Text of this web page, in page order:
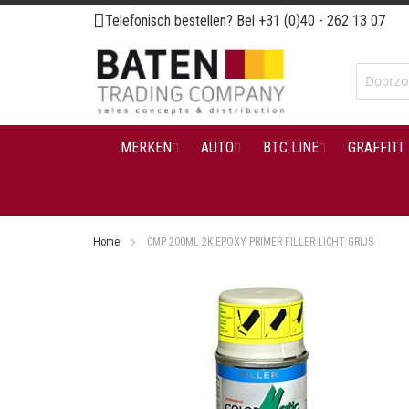
Ga
naar
de
inhoud
Telefonisch bestellen? Bel +31 (0)40 - 262 13 07
MERKEN AUTO BTC LINE GRAFFITI
Home CMP 200ML 2K EPOXY PRIMER FILLER LICHT GRIJS